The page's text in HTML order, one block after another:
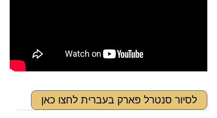
לסיור סנטרל פארק בעברית לחצו כאן